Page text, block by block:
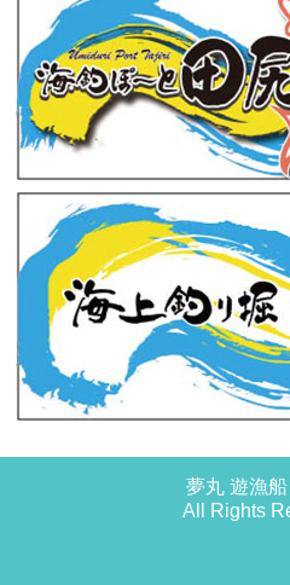
夢丸 遊漁
All Rights